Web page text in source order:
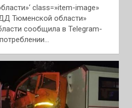
class=»item-image»
Тюменской области»
сообщила в Telegram-